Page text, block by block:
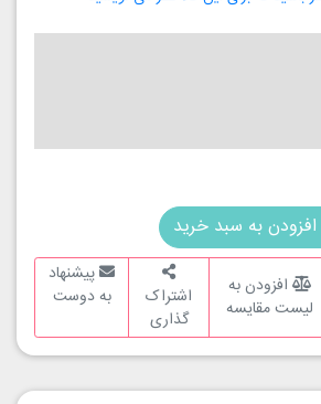
افزودن به سبد خرید
افزودن به
لیست مقایسه
اشتراک
گذاری
پیشنهاد
به دوست